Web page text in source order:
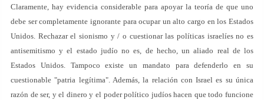
Claramente, hay evidencia considerable para apoyar la teoría de que uno
debe ser completamente ignorante para ocupar un alto cargo en los Estados
Unidos. Rechazar el sionismo y / o cuestionar las políticas israelíes no es
antisemitismo y el estado judío no es, de hecho, un aliado real de los
Estados Unidos. Tampoco existe un mandato para defenderlo en su
cuestionable "patria legítima". Además, la relación con Israel es su única
razón de ser, y el dinero y el poder político judíos hacen que todo funcione